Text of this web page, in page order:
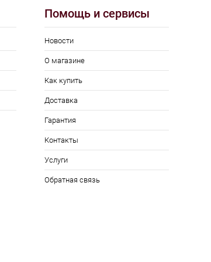
Помощь и сервисы
Новости
О магазине
Как купить
Доставка
Гарантия
Контакты
Услуги
Обратная связь